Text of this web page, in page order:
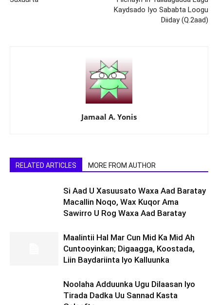
Kaydsado Iyo Sababta Loogu
Diiday (Q.2aad)
Jamaal A. Yonis
RELATED ARTICLES MORE FROM AUTHOR
Si Aad U Xasuusato Waxa Aad Baratay
Macallin Noqo, Wax Kuqor Ama
Sawirro U Rog Waxa Aad Baratay
Maalintii Hal Mar Cun Mid Ka Mid Ah
Cuntooyinkan; Digaagga, Koostada,
Liin Baydariinta Iyo Kalluunka
Noolaha Adduunka Ugu Dilaasan Iyo
Tirada Dadka Uu Sannad Kasta